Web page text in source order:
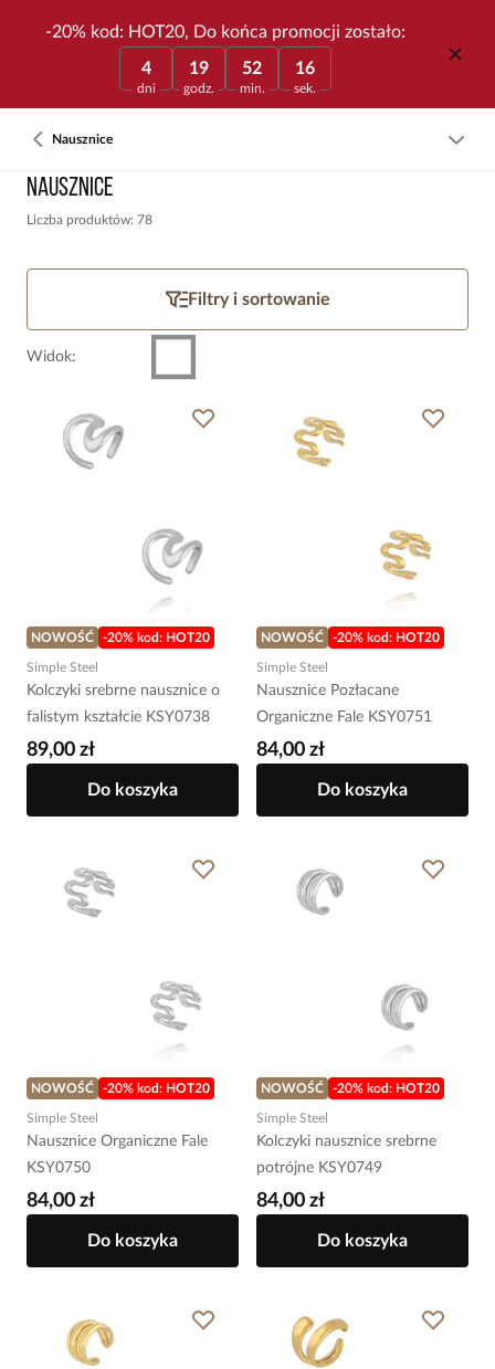
-20% kod: HOT20, Do końca promocji zostało:
4
dni
19
godz.
52
min.
16
sek.
Nausznice
Nausznice
Liczba produktów: 78
Filtry i sortowanie
Widok:
NOWOŚĆ -20% kod: HOT20
Simple Steel
Kolczyki srebrne nausznice o
falistym kształcie KSY0738
89,00 zł
Do koszyka
NOWOŚĆ -20% kod: HOT20
Simple Steel
Nausznice Pozłacane
Organiczne Fale KSY0751
84,00 zł
Do koszyka
NOWOŚĆ -20% kod: HOT20
Simple Steel
Nausznice Organiczne Fale
KSY0750
84,00 zł
Do koszyka
NOWOŚĆ -20% kod: HOT20
Simple Steel
Kolczyki nausznice srebrne
potrójne KSY0749
84,00 zł
Do koszyka